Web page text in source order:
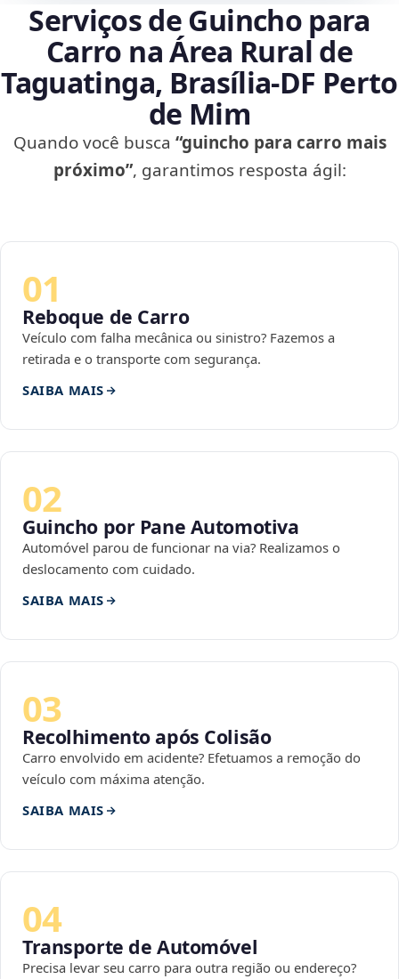
Serviços de Guincho para
Carro na Área Rural de
Taguatinga, Brasília‑DF Perto
de Mim
Quando você busca “guincho para carro mais
próximo”, garantimos resposta ágil:
01
Reboque de Carro
Veículo com falha mecânica ou sinistro? Fazemos a
retirada e o transporte com segurança.
SAIBA MAIS
02
Guincho por Pane Automotiva
Automóvel parou de funcionar na via? Realizamos o
deslocamento com cuidado.
SAIBA MAIS
03
Recolhimento após Colisão
Carro envolvido em acidente? Efetuamos a remoção do
veículo com máxima atenção.
SAIBA MAIS
04
Transporte de Automóvel
Precisa levar seu carro para outra região ou endereço?